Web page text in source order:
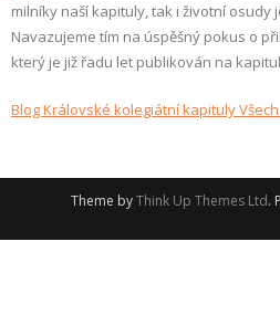
milníky naší kapituly, tak i životní osudy
Navazujeme tím na úspěšný pokus o
který je již řadu let publikován na
Blog Královské kolegiátní kapituly
Theme byThink Up Themes Ltd.